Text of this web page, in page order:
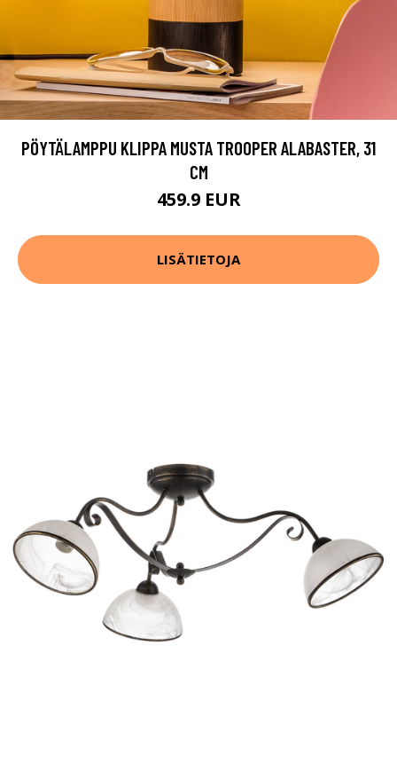
PÖYTÄLAMPPU KLIPPA MUSTA TROOPER ALABASTER, 31
CM
459.9 EUR
LISÄTIETOJA